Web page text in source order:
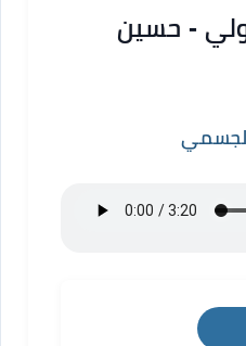
- حسين